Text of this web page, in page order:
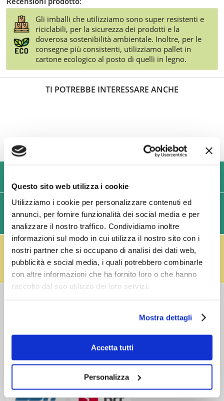
Questo sito web utilizza i cookie
Utilizziamo i cookie per personalizzare contenuti ed
annunci, per fornire funzionalità dei social media e per
analizzare il nostro traffico. Condividiamo inoltre
informazioni sul modo in cui utilizza il nostro sito con i
nostri partner che si occupano di analisi dei dati web,
pubblicità e social media, i quali potrebbero combinarle
con altre informazioni che ha fornito loro o che hanno
raccolto dal suo utilizzo dei loro servizi.
Mostra dettagli
Accetta tutti
Personalizza
Gli imballi che utilizziamo sono super resistenti e
riciclabili, per la sicurezza dei prodotti e la
doverosa sostenibilità ambientale. Inoltre, per le
consegne più consistenti, utilizziamo pallet in
cartone ecologico al posto di quelli in legno.
TI POTREBBE INTERESSARE ANCHE
SPEDIZIONI VELOCI IN 24/48/72 ORE (GIORNI
LAVORATIVI)
IL RESO FUSTI TI PREMIA!
Effettua il reso dei vuoti dei fusti Perfect Draft
(almeno 3 fusti) e ricevi un buono da € 5,00 per ogni
fusto,clicca qui .
Isole > € 8,90
Spedizioni in 24/48/72 h (giorni lavorativi)